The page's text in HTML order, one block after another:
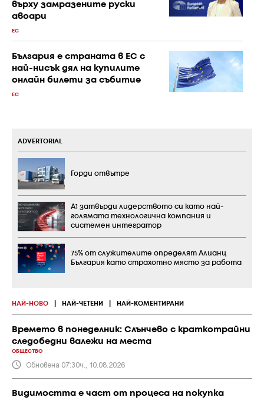
върху замразените руски
авоари
ЕС
България е страната в ЕС с
най-нисък дял на купилите
онлайн билети за събитие
ЕС
НАЙ-НОВО НАЙ-ЧЕТЕНИ НАЙ-КОМЕНТИРАНИ
Времето в понеделник: Слънчево с краткотрайни
следобедни валежи на места
ОБЩЕСТВО
Обновена 07:30ч., 10.08.2026
Видимостта е част от процеса на покупка
ADVERTORIAL
Горди отвътре
А1 затвърди лидерството си като най-
голямата технологична компания и
системен интегратор
75% от служителите определят Алианц
България като страхотно място за работа